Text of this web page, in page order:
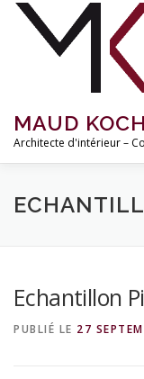
Aller
MAUD KOCH
Architecte d'intérieur –
ACCUEIL À
CONTACT
Echantillon
PUBLIÉ LE 27